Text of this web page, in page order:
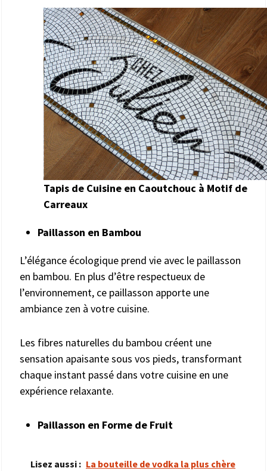
Tapis de Cuisine en Caoutchouc à Motif de
Carreaux
Paillasson en Bambou
L’élégance écologique prend vie avec le paillasson
en bambou. En plus d’être respectueux de
l’environnement, ce paillasson apporte une
ambiance zen à votre cuisine.
Les fibres naturelles du bambou créent une
sensation apaisante sous vos pieds, transformant
chaque instant passé dans votre cuisine en une
expérience relaxante.
Paillasson en Forme de Fruit
Lisez aussi : La bouteille de vodka la plus chère